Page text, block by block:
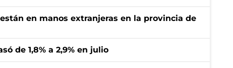
en manos extranjeras en la provincia de
de 1,8% a 2,9% en julio